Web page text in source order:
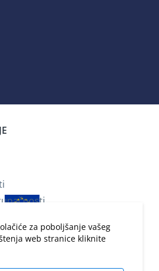
za poboljšanje vašeg
web stranice kliknite